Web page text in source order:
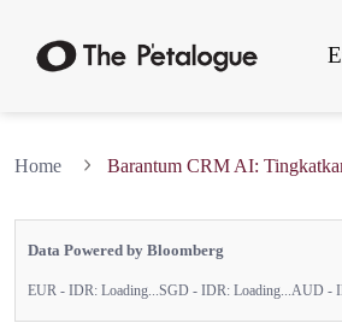
Home Barantum CRM AI:
Data Powered by Bloomberg
EUR - IDR: Loading...SGD - IDR: Loading...AUD -